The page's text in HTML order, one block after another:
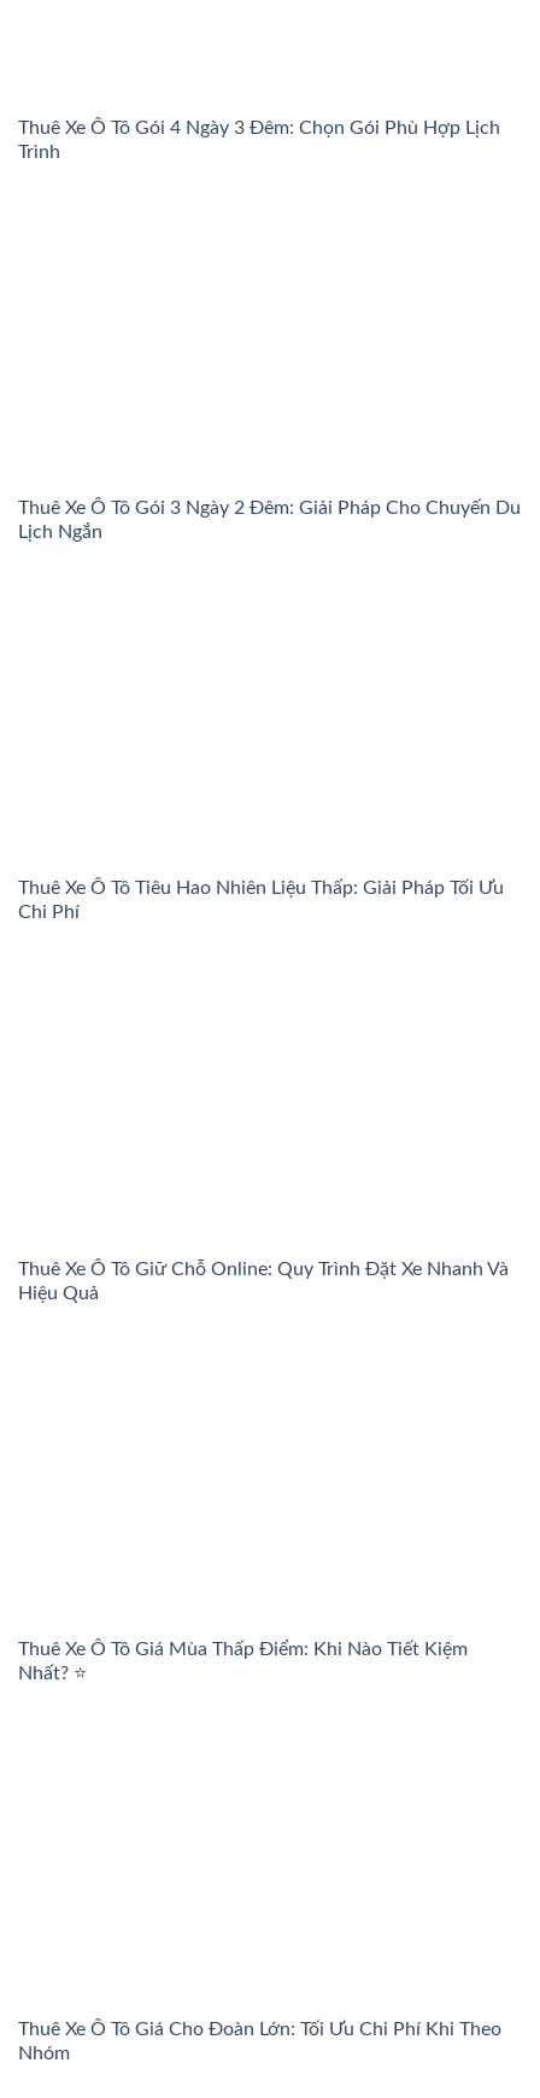
Thuê Xe Ô Tô Gói 4 Ngày 3 Đêm: Chọn Gói Phù Hợp Lịch
Trình
Thuê Xe Ô Tô Gói 3 Ngày 2 Đêm: Giải Pháp Cho Chuyến Du
Lịch Ngắn
Thuê Xe Ô Tô Tiêu Hao Nhiên Liệu Thấp: Giải Pháp Tối Ưu
Chi Phí
Thuê Xe Ô Tô Giữ Chỗ Online: Quy Trình Đặt Xe Nhanh Và
Hiệu Quả
Thuê Xe Ô Tô Giá Mùa Thấp Điểm: Khi Nào Tiết Kiệm
Nhất? ⭐
Thuê Xe Ô Tô Giá Cho Đoàn Lớn: Tối Ưu Chi Phí Khi Theo
Nhóm